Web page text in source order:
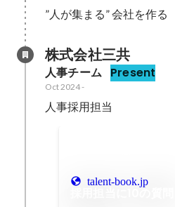
”人が集まる” 会社を作る
株式会社三共
人事チーム Present
Oct 2024-
人事採用担当
talent-book.jp